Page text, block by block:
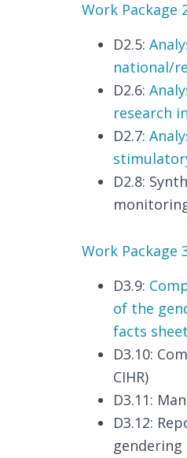
Work Package
D2.5:
national/
D2.6:
research
D2.7:
D2.8:
Work Package
D3.9:
of the
facts
D3.10:
CIHR)
D3.11:
D3.12: